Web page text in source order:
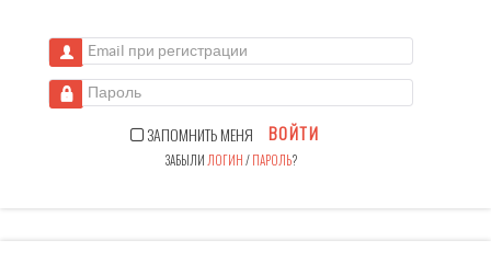
Email при регистрации
Пароль
ЗАПОМНИТЬ МЕНЯ ВОЙТИ
ЗАБЫЛИ ЛОГИН/ПАРОЛЬ?